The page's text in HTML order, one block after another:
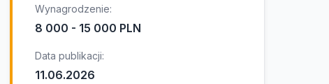
Wynagrodzenie:
8 000 - 15 000 PLN
Data publikacji:
11.06.2026